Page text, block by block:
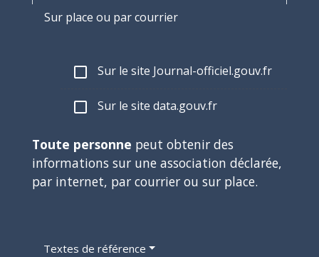
Sur place ou par courrier
check_box_outline_blank Sur le site Journal-officiel.gouv.fr
check_box_outline_blank Sur le site data.gouv.fr
Toute personne peut obtenir des
informations sur une association déclarée,
par internet, par courrier ou sur place.
Textes de référence